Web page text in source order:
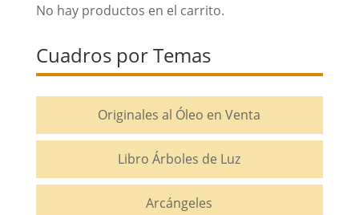
No hay productos en el carrito.
Cuadros por Temas
Originales al Óleo en Venta
Libro Árboles de Luz
Arcángeles